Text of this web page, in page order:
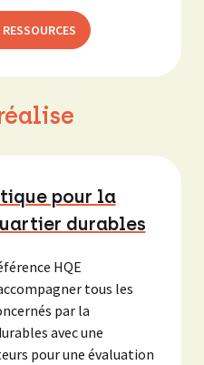
pour la
durables
HQE
tous les
par la
avec une
pour une évaluation